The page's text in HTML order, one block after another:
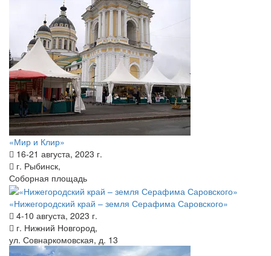
«Мир и Клир»
16-21 августа, 2023 г.
г. Рыбинск,
Соборная площадь
«Нижегородский край – земля Серафима Саровского»
4-10 августа, 2023 г.
г. Нижний Новгород,
ул. Совнаркомовская, д. 13